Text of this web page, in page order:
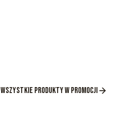
Wszystkie produkty w promocji